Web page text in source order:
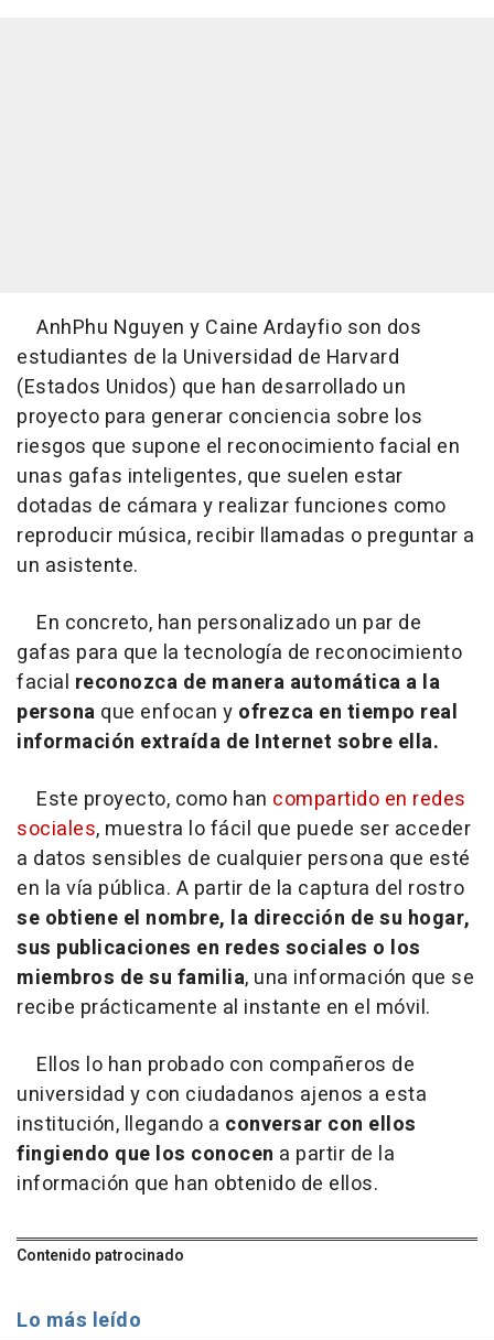
AnhPhu Nguyen y Caine Ardayfio son dos
estudiantes de la Universidad de Harvard
(Estados Unidos) que han desarrollado un
proyecto para generar conciencia sobre los
riesgos que supone el reconocimiento facial en
unas gafas inteligentes, que suelen estar
dotadas de cámara y realizar funciones como
reproducir música, recibir llamadas o preguntar a
un asistente.
En concreto, han personalizado un par de
gafas para que la tecnología de reconocimiento
facial reconozca de manera automática a la
persona que enfocan y ofrezca en tiempo real
información extraída de Internet sobre ella.
Este proyecto, como han compartido en redes
sociales, muestra lo fácil que puede ser acceder
a datos sensibles de cualquier persona que esté
en la vía pública. A partir de la captura del rostro
se obtiene el nombre, la dirección de su hogar,
sus publicaciones en redes sociales o los
miembros de su familia, una información que se
recibe prácticamente al instante en el móvil.
Ellos lo han probado con compañeros de
universidad y con ciudadanos ajenos a esta
institución, llegando a conversar con ellos
fingiendo que los conocen a partir de la
información que han obtenido de ellos.
Contenido patrocinado
Lo más leído